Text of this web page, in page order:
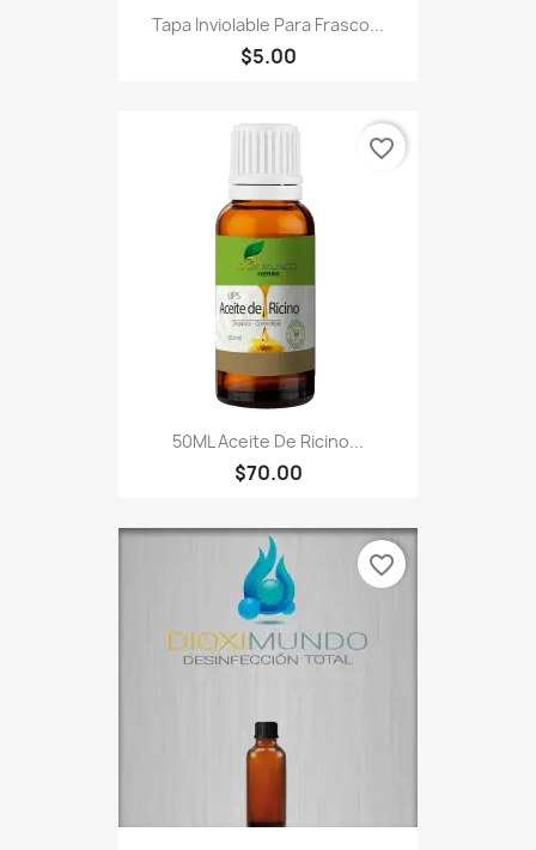
Tapa Inviolable Para Frasco...
$5.00
50ML Aceite De Ricino...
$70.00
favorite_border
favorite_border